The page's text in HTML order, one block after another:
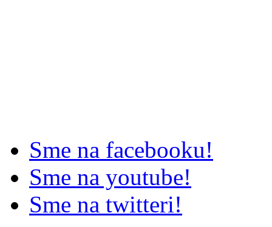
Sme na facebooku!
Sme na youtube!
Sme na twitteri!